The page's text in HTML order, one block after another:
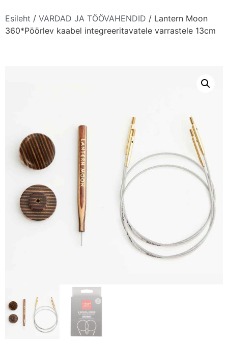
Esileht / VARDAD JA TÖÖVAHENDID / Lantern Moon
360*Pöörlev kaabel integreeritavatele varrastele 13cm